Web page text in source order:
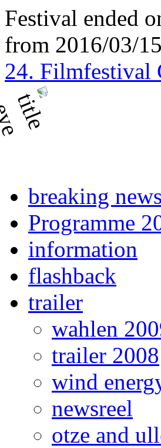
Festival ended
from 2016/03/
24. Filmfestival
breaking news
Programme
information
flashback
trailer
wahlen
trailer 2008
wind
newsreel
otze and